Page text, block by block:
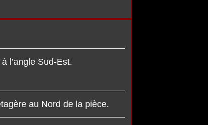
l’angle Sud-Est.
au Nord de la pièce.